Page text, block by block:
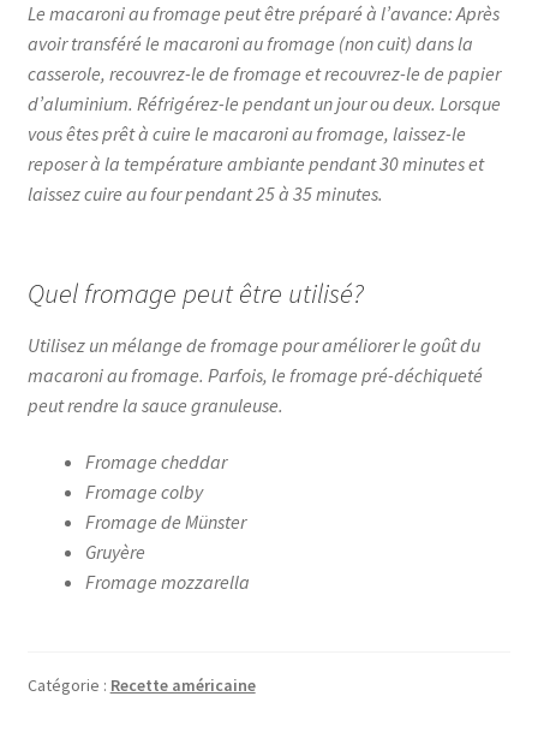
Le macaroni au fromage peut être préparé à l’avance: Après
avoir transféré le macaroni au fromage (non cuit) dans la
casserole, recouvrez-le de fromage et recouvrez-le de papier
d’aluminium. Réfrigérez-le pendant un jour ou deux. Lorsque
vous êtes prêt à cuire le macaroni au fromage, laissez-le
reposer à la température ambiante pendant 30 minutes et
laissez cuire au four pendant 25 à 35 minutes.
Quel fromage peut être utilisé?
Utilisez un mélange de fromage pour améliorer le goût du
macaroni au fromage. Parfois, le fromage pré-déchiqueté
peut rendre la sauce granuleuse.
Fromage cheddar
Fromage colby
Fromage de Münster
Gruyère
Fromage mozzarella
Catégorie : Recette américaine